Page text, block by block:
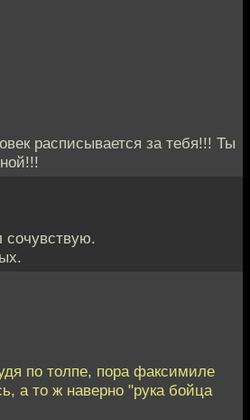
расписывается за тебя!!! Ты
сочувствую.
по толпе, пора факсимиле
а то ж наверно "рука бойца